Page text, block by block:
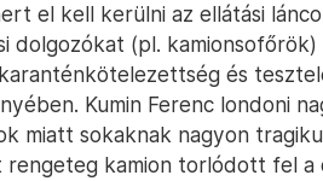
el kell kerülni az ellátási
dolgozókat (pl.
és
Kumin Ferenc londoni
miatt sokaknak nagyon
rengeteg kamion torlódott fel